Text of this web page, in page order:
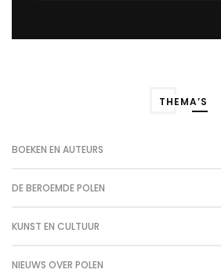
THEMA’S
BOEKEN EN AUTEURS
DE BEROEMDE POLEN
KUNST EN CULTUUR
NIEUWS OVER POLEN